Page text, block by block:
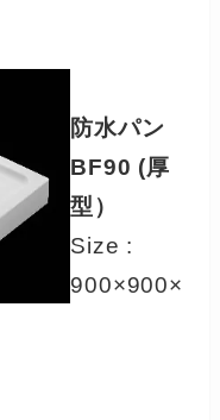
防水パン
BF90 (厚
型）
Size :
900×900×